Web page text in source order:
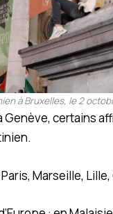
à Bruxelles, le 2
Genève, certains
Marseille,